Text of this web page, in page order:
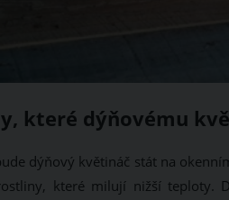
které dýňovému
dýňový květináč stát na
které milují nižší teploty.